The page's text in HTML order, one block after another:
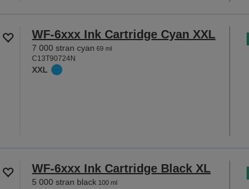
WF-6xxx Ink Cartridge Cyan XXL
7 000 stran cyan 69 ml
C13T90724N
XXL
WF-6xxx Ink Cartridge Black XL
5 000 stran black 100 ml